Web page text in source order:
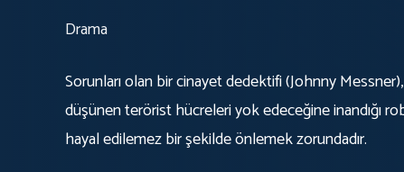
Drama
Sorunları olan bir cinayet dedektifi (Johnny
düşünen terörist hücreleri yok edeceğine inandığı
hayal edilemez bir şekilde önlemek zorundadır.